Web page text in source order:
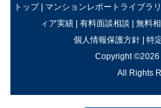
トップ| マンションレポートライブラ
ィア実績| 有料面談相談 | 無料
個人情報保護方針| 特
Copyright ©2026
All Rights